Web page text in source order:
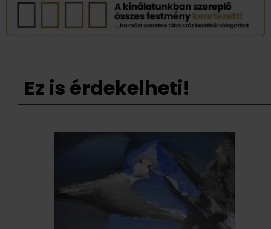
Ez is érdekelheti!